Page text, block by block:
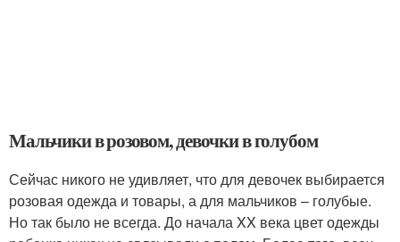
Мальчики в розовом, девочки в голубом
Сейчас никого не удивляет, что для девочек выбирается
розовая одежда и товары, а для мальчиков – голубые.
Но так было не всегда. До начала XX века цвет одежды